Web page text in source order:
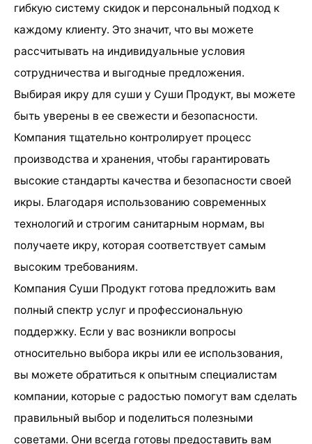
гибкую систему скидок и персональный подход к
каждому клиенту. Это значит, что вы можете
рассчитывать на индивидуальные условия
сотрудничества и выгодные предложения.
Выбирая икру для суши у Суши Продукт, вы можете
быть уверены в ее свежести и безопасности.
Компания тщательно контролирует процесс
производства и хранения, чтобы гарантировать
высокие стандарты качества и безопасности своей
икры. Благодаря использованию современных
технологий и строгим санитарным нормам, вы
получаете икру, которая соответствует самым
высоким требованиям.
Компания Суши Продукт готова предложить вам
полный спектр услуг и профессиональную
поддержку. Если у вас возникли вопросы
относительно выбора икры или ее использования,
вы можете обратиться к опытным специалистам
компании, которые с радостью помогут вам сделать
правильный выбор и поделиться полезными
советами. Они всегда готовы предоставить вам